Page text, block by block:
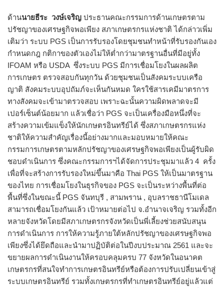
ด้านนายธีระ วงษ์เจริญ ประธานคณะกรรมการด้านเกษตรตาม
ปรัชญาของเศรษฐกิจพอเพียง สภาเกษตรกรแห่งชาติ ได้กล่าวเพิ่ม
เติมว่า ระบบ PGS เป็นการรับรองโดยชุมชนทำหน้าที่รับรองกันเอง
กำหนดกฎ กติกาของตัวเองไม่ให้ต่ำกว่ามาตรฐานอื่นที่มีอยู่ทั้ง
IFOAM หรือ USDA ซึ่งระบบ PGS มีการเชื่อมโยงในผลผลิต
การเกษตร ตรวจสอบกันทุกวัน ด้วยชุมชนเป็นสังคมระบบเครือ
ญาติ สังคมระบบอุปถัมภ์จะเห็นกันหมด ใครใช้สารเคมีมาตรการ
ทางสังคมจะเข้ามาตรวจสอบ เพราะฉะนั้นความผิดพลาดจะมี
เปอร์เซ็นต์น้อยมาก แล้วเชื่อว่า PGS จะเป็นเครื่องมือหนึ่งที่จะ
สร้างความเข้มแข็งให้นักเกษตรอินทรีย์ได้ ซึ่งสภาเกษตรกรแห่ง
ชาติให้ความสำคัญเรื่องนี้อย่างมากและมอบหมายให้คณะ
กรรมการเกษตรตามหลักปรัชญาของเศรษฐกิจพอเพียงเป็นผู้รับผิด
ชอบดำเนินการ ซึ่งคณะกรรมการฯได้จัดการประชุมมาแล้ว 4 ครั้ง
เพื่อที่จะสร้างการรับรองใหม่ขึ้นมาคือ Thai PGS ให้เป็นมาตรฐาน
ของไทย การเชื่อมโยงในธุรกิจของ PGS จะเป็นระหว่างพื้นที่ต่อ
พื้นที่ซึ่งในขณะนี้ PGS จันทบุรี , สามพราน , อุบลราชธานีโมเดล
สามารถเชื่อมโยงกันแล้ว เป้าหมายต่อไป จ.อำนาจเจริญ รวมทั้งอีก
หลายจังหวัดโดยมีสภาเกษตรกรจังหวัดเป็นพี่เลี้ยงช่วยสนับสนุน
การดำเนินการ การให้ความรู้ภายใต้หลักปรัชญาของเศรษฐกิจพอ
เพียงซึ่งได้ยึดถือและนำมาปฏิบัติต่อในปีงบประมาณ 2561 และจะ
ขยายผลการดำเนินงานให้ครอบคลุมครบ 77 จังหวัดในอนาคต
เกษตรกรที่สนใจทำการเกษตรอินทรีย์หรือต้องการปรับเปลี่ยนเข้าสู่
ระบบเกษตรอินทรีย์ รวมทั้งเกษตรกรที่ทำเกษตรอินทรีย์อยู่แล้วแต่